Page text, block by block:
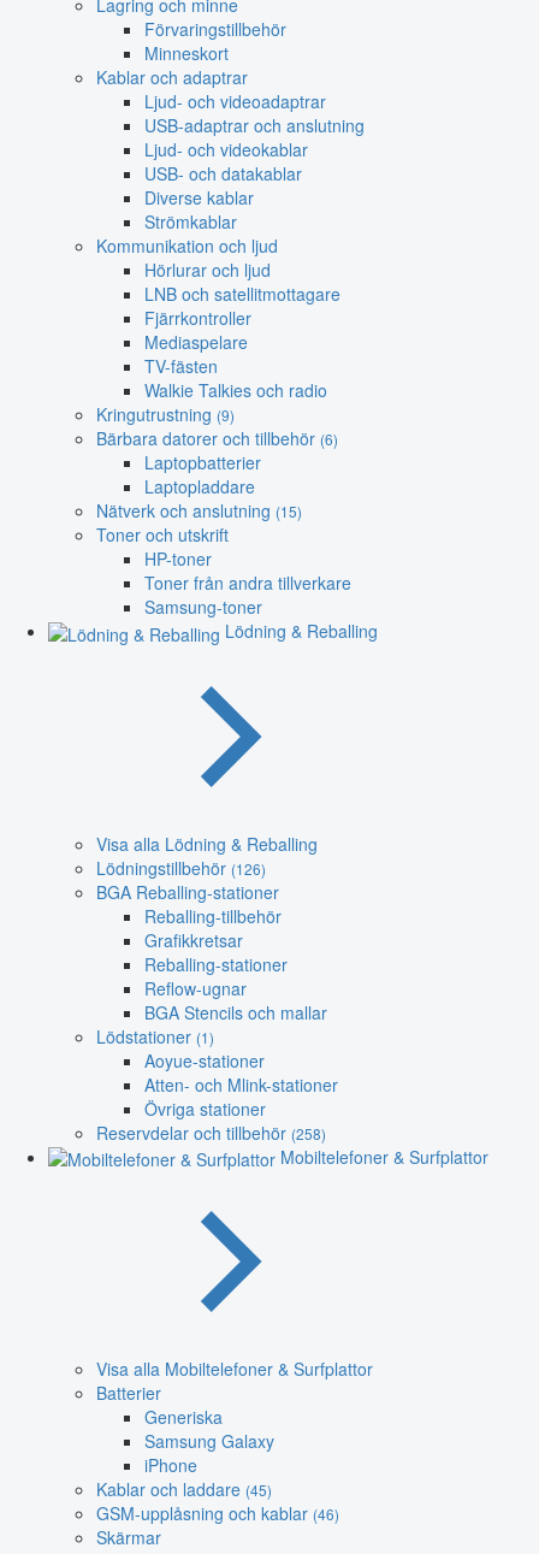
Lagring och minne
Förvaringstillbehör
Minneskort
Kablar och adaptrar
Ljud- och videoadaptrar
USB-adaptrar och anslutning
Ljud- och videokablar
USB- och datakablar
Diverse kablar
Strömkablar
Kommunikation och ljud
Hörlurar och ljud
LNB och satellitmottagare
Fjärrkontroller
Mediaspelare
TV-fästen
Walkie Talkies och radio
Kringutrustning (9)
Bärbara datorer och tillbehör (6)
Laptopbatterier
Laptopladdare
Nätverk och anslutning (15)
Toner och utskrift
HP-toner
Toner från andra tillverkare
Samsung-toner
Lödning & Reballing
Visa alla Lödning & Reballing
Lödningstillbehör (126)
BGA Reballing-stationer
Reballing-tillbehör
Grafikkretsar
Reballing-stationer
Reflow-ugnar
BGA Stencils och mallar
Lödstationer (1)
Aoyue-stationer
Atten- och Mlink-stationer
Övriga stationer
Reservdelar och tillbehör (258)
Mobiltelefoner & Surfplattor
Visa alla Mobiltelefoner & Surfplattor
Batterier
Generiska
Samsung Galaxy
iPhone
Kablar och laddare (45)
GSM-upplåsning och kablar (46)
Skärmar